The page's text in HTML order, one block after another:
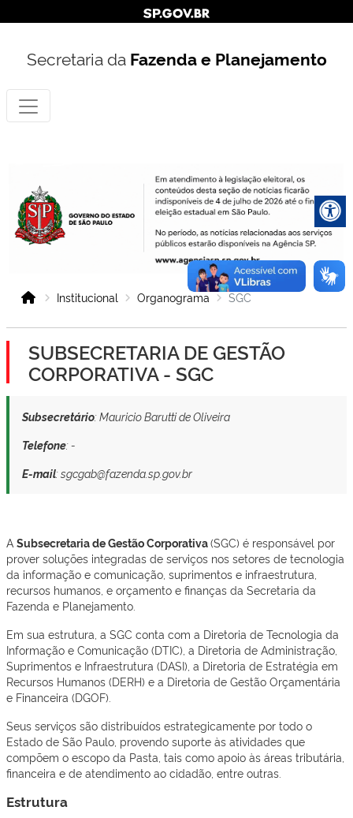
Secretaria da Fazenda e Planejamento
Institucional Organograma SGC
SUBSECRETARIA DE GESTÃO
CORPORATIVA - SGC
Subsecretário: Mauricio Barutti de Oliveira
Telefone: -
E-mail: sgcgab@fazenda.sp.gov.br
A Subsecretaria de Gestão Corporativa(SGC) é responsável por
prover soluções integradas de serviços nos setores de tecnologia
da informação e comunicação, suprimentos e infraestrutura,
recursos humanos, e orçamento e finanças da Secretaria da
Fazenda e Planejamento.
Em sua estrutura, a SGC conta com a Diretoria de Tecnologia da
Informação e Comunicação (DTIC), a Diretoria de Administração,
Suprimentos e Infraestrutura (DASI), a Diretoria de Estratégia em
Recursos Humanos (DERH) e a Diretoria de Gestão Orçamentária
e Financeira (DGOF).
Seus serviços são distribuídos estrategicamente por todo o
Estado de São Paulo, provendo suporte às atividades que
compõem o escopo da Pasta, tais como apoio às áreas tributária,
financeira e de atendimento ao cidadão, entre outras.
Estrutura